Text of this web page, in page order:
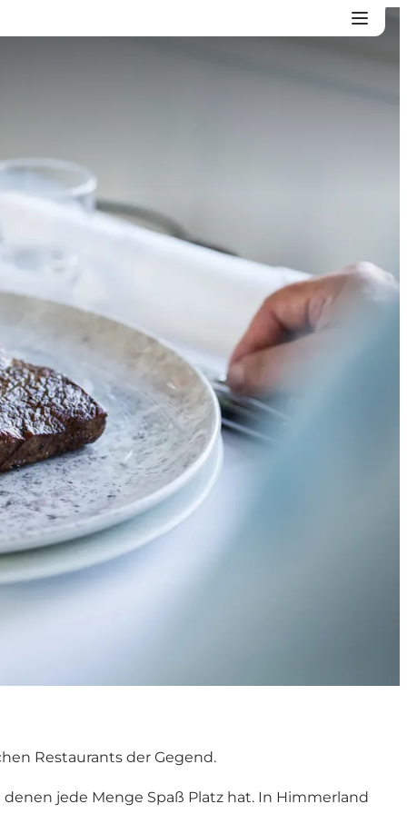
Restaurants der Gegend.
jede Menge Spaß Platz hat. In Himmerland